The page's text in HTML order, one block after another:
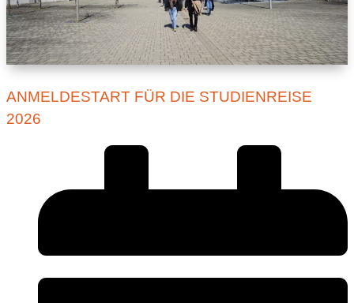
ANMELDESTART FÜR DIE STUDIENREISE
2026